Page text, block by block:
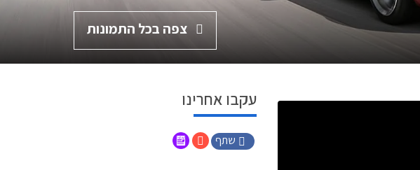
צפה בכל התמונות
עקבו אחרינו
שתף